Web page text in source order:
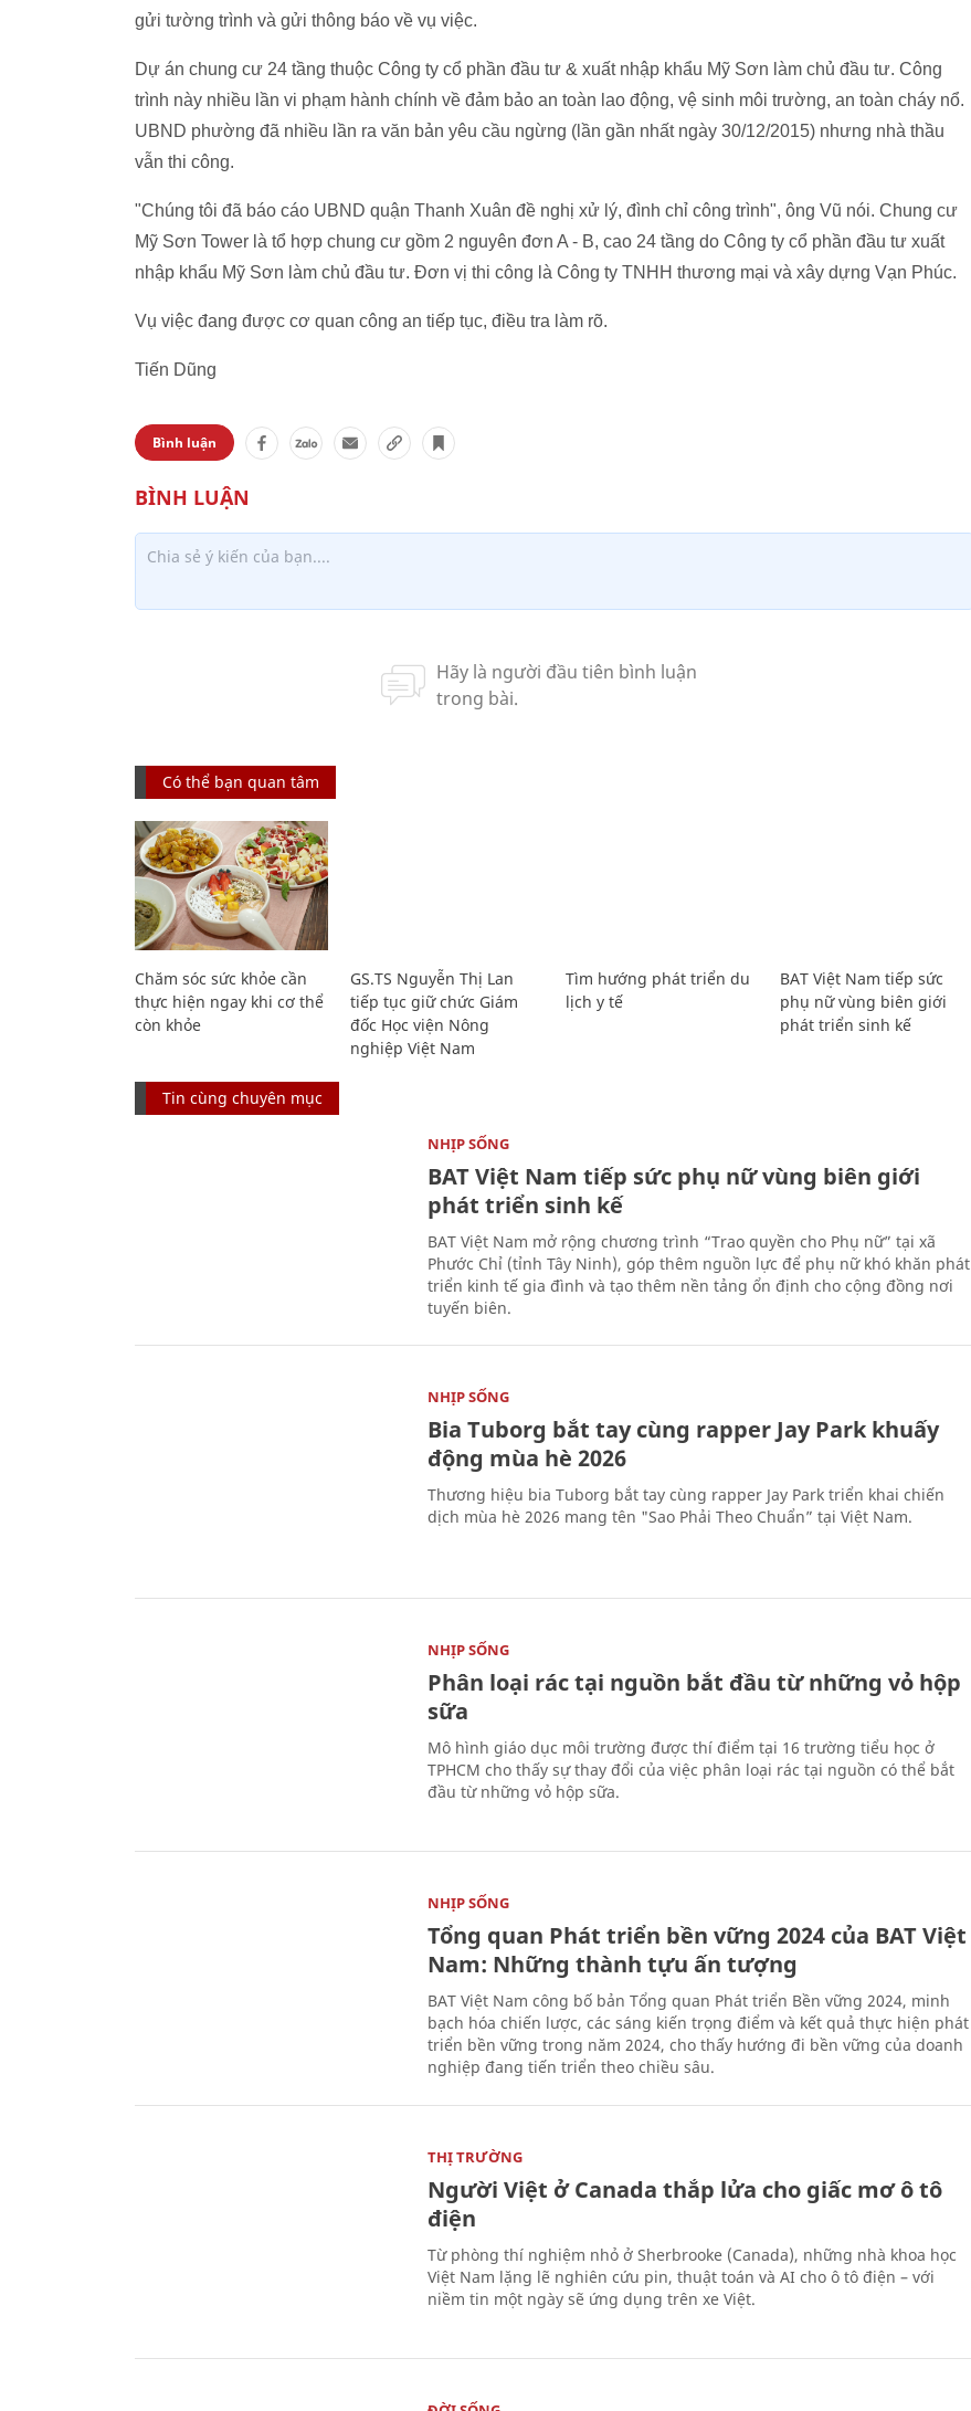
gửi tường trình và gửi thông báo về vụ việc.
Dự án chung cư 24 tầng thuộc Công ty cổ phần đầu tư & xuất nhập khẩu Mỹ Sơn làm chủ đầu tư. Công
trình này nhiều lần vi phạm hành chính về đảm bảo an toàn lao động, vệ sinh môi trường, an toàn cháy nổ.
UBND phường đã nhiều lần ra văn bản yêu cầu ngừng (lần gần nhất ngày 30/12/2015) nhưng nhà thầu
vẫn thi công.
"Chúng tôi đã báo cáo UBND quận Thanh Xuân đề nghị xử lý, đình chỉ công trình", ông Vũ nói. Chung cư
Mỹ Sơn Tower là tổ hợp chung cư gồm 2 nguyên đơn A - B, cao 24 tầng do Công ty cổ phần đầu tư xuất
nhập khẩu Mỹ Sơn làm chủ đầu tư. Đơn vị thi công là Công ty TNHH thương mại và xây dựng Vạn Phúc.
Vụ việc đang được cơ quan công an tiếp tục, điều tra làm rõ.
Tiến Dũng
Bình luận
Có thể bạn quan tâm
Chăm sóc sức khỏe cần
thực hiện ngay khi cơ thể
còn khỏe
GS.TS Nguyễn Thị Lan
tiếp tục giữ chức Giám
đốc Học viện Nông
nghiệp Việt Nam
Tìm hướng phát triển du
lịch y tế
BAT Việt Nam tiếp sức
phụ nữ vùng biên giới
phát triển sinh kế
Tin cùng chuyên mục
NHỊP SỐNG
BAT Việt Nam tiếp sức phụ nữ vùng biên giới
phát triển sinh kế
BAT Việt Nam mở rộng chương trình “Trao quyền cho Phụ nữ” tại xã
Phước Chỉ (tỉnh Tây Ninh), góp thêm nguồn lực để phụ nữ khó khăn phát
triển kinh tế gia đình và tạo thêm nền tảng ổn định cho cộng đồng nơi
tuyến biên.
NHỊP SỐNG
Bia Tuborg bắt tay cùng rapper Jay Park khuấy
động mùa hè 2026
Thương hiệu bia Tuborg bắt tay cùng rapper Jay Park triển khai chiến
dịch mùa hè 2026 mang tên "Sao Phải Theo Chuẩn” tại Việt Nam.
NHỊP SỐNG
Phân loại rác tại nguồn bắt đầu từ những vỏ hộp
sữa
Mô hình giáo dục môi trường được thí điểm tại 16 trường tiểu học ở
TPHCM cho thấy sự thay đổi của việc phân loại rác tại nguồn có thể bắt
đầu từ những vỏ hộp sữa.
NHỊP SỐNG
Tổng quan Phát triển bền vững 2024 của BAT Việt
Nam: Những thành tựu ấn tượng
BAT Việt Nam công bố bản Tổng quan Phát triển Bền vững 2024, minh
bạch hóa chiến lược, các sáng kiến trọng điểm và kết quả thực hiện phát
triển bền vững trong năm 2024, cho thấy hướng đi bền vững của doanh
nghiệp đang tiến triển theo chiều sâu.
THỊ TRƯỜNG
Người Việt ở Canada thắp lửa cho giấc mơ ô tô
điện
Từ phòng thí nghiệm nhỏ ở Sherbrooke (Canada), những nhà khoa học
Việt Nam lặng lẽ nghiên cứu pin, thuật toán và AI cho ô tô điện – với
niềm tin một ngày sẽ ứng dụng trên xe Việt.